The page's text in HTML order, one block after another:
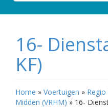
16-
KF)
Home » Voertuigen »
Midden (VRHM) » 16-